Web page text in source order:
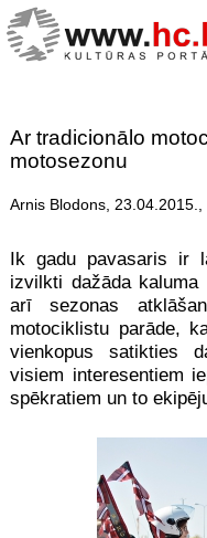
Ar tradicionālo
motosezonu
Arnis Blodons, 23.04.2015.,
Ik gadu pavasaris ir
izvilkti dažāda
arī sezonas
motociklistu parāde,
vienkopus satikties
visiem interesentiem
spēkratiem un to